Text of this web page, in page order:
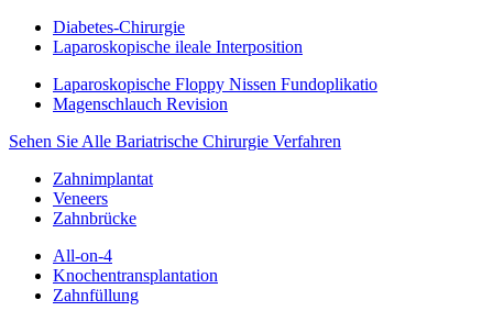
Diabetes-Chirurgie
Laparoskopische ileale Interposition
Laparoskopische Floppy Nissen Fundoplikatio
Magenschlauch Revision
Sehen Sie Alle Bariatrische Chirurgie Verfahren
Zahnimplantat
Veneers
Zahnbrücke
All-on-4
Knochentransplantation
Zahnfüllung